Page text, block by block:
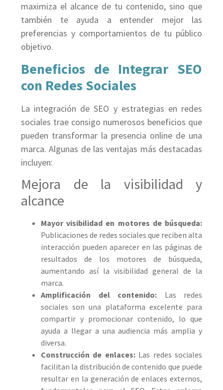
maximiza el alcance de tu contenido, sino que
también te ayuda a entender mejor las
preferencias y comportamientos de tu público
objetivo.
Beneficios de Integrar SEO
con Redes Sociales
La integración de SEO y estrategias en redes
sociales trae consigo numerosos beneficios que
pueden transformar la presencia online de una
marca. Algunas de las ventajas más destacadas
incluyen:
Mejora de la visibilidad y
alcance
Mayor visibilidad en motores de búsqueda:
Publicaciones de redes sociales que reciben alta
interacción pueden aparecer en las páginas de
resultados de los motores de búsqueda,
aumentando así la visibilidad general de la
marca.
Amplificación del contenido: Las redes
sociales son una plataforma excelente para
compartir y promocionar contenido, lo que
ayuda a llegar a una audiencia más amplia y
diversa.
Construcción de enlaces:Las redes sociales
facilitan la distribución de contenido que puede
resultar en la generación de enlaces externos,